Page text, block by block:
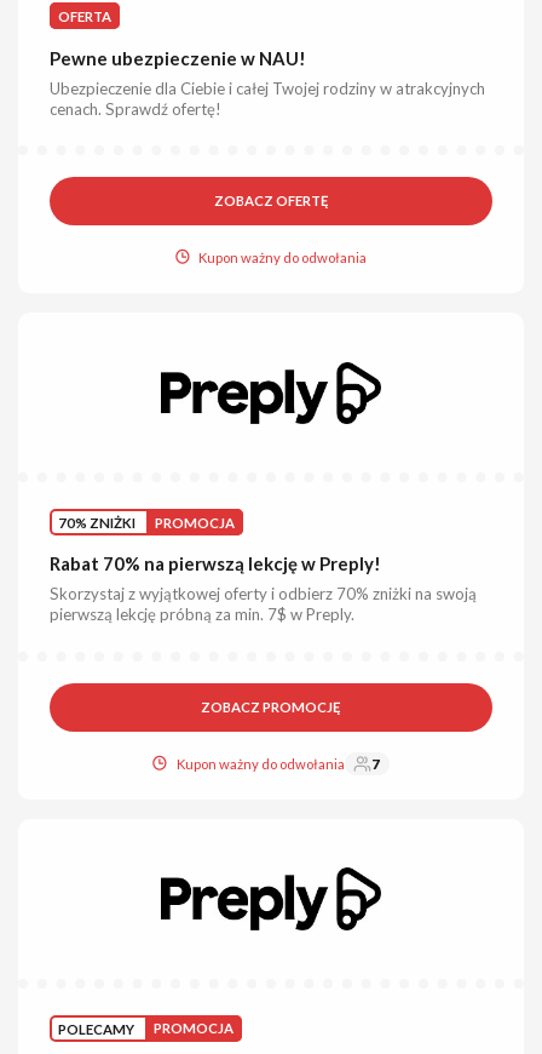
OFERTA
Pewne ubezpieczenie w NAU!
Ubezpieczenie dla Ciebie i całej Twojej rodziny w atrakcyjnych
cenach. Sprawdź ofertę!
ZOBACZ OFERTĘ
Kupon ważny do odwołania
70% ZNIŻKI PROMOCJA
Rabat 70% na pierwszą lekcję w Preply!
Skorzystaj z wyjątkowej oferty i odbierz 70% zniżki na swoją
pierwszą lekcję próbną za min. 7$ w Preply.
ZOBACZ PROMOCJĘ
Kupon ważny do odwołania 7
POLECAMY PROMOCJA